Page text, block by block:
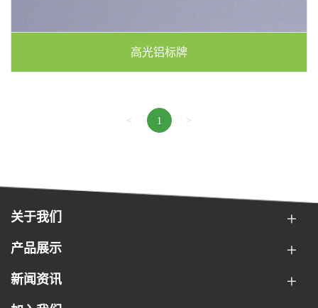
高光铝标牌
< 1 >
关于我们
产品展示
新闻资讯